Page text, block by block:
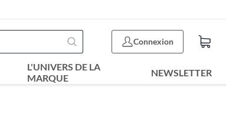
Connexion
L'UNIVERS DE LA
MARQUE
NEWSLETTER